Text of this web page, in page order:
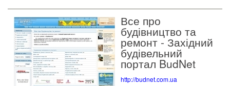
Все про
будівництво та
ремонт - Західний
будівельний
портал BudNet
http://budnet.com.ua